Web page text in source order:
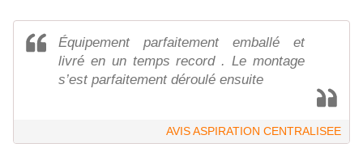
Équipement parfaitement emballé et
livré en un temps record . Le montage
s’est parfaitement déroulé ensuite
AVIS ASPIRATION CENTRALISEE